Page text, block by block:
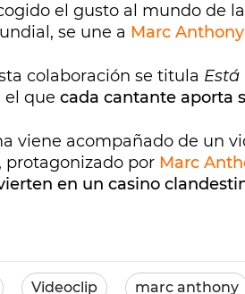
el gusto al mundo de
se une a Marc Anthony
colaboración se titula Está
el que cada cantante aporta
viene acompañado de un
protagonizado por Marc
en un casino
Videoclip marc anthony